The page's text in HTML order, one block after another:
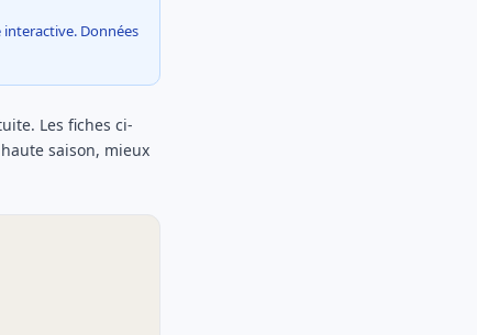
interactive. Données
Les fiches ci-
saison, mieux